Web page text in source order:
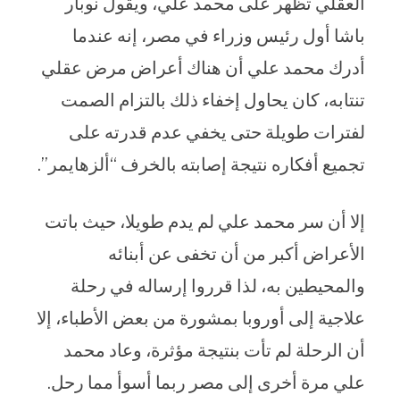
باشا أول رئيس وزراء في مصر، إنه عندما
أدرك محمد علي أن هناك أعراض مرض عقلي
تنتابه، كان يحاول إخفاء ذلك بالتزام الصمت
لفترات طويلة حتى يخفي عدم قدرته على
تجميع أفكاره نتيجة إصابته بالخرف “ألزهايمر”.
إلا أن سر محمد علي لم يدم طويلا، حيث باتت
الأعراض أكبر من أن تخفى عن أبنائه
والمحيطين به، لذا قرروا إرساله في رحلة
علاجية إلى أوروبا بمشورة من بعض الأطباء، إلا
أن الرحلة لم تأت بنتيجة مؤثرة، وعاد محمد
علي مرة أخرى إلى مصر ربما أسوأ مما رحل.